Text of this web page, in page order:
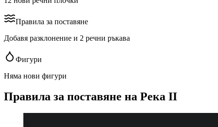
Правила за поставяне
Добавя разклонение и 2 речни ръкава
Фигури
Няма нови фигури
Правила за поставяне на Река II